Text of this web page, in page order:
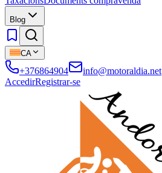
Blog
CA
+376864904
info@motoraldia.net
AccedirRegistrar-se